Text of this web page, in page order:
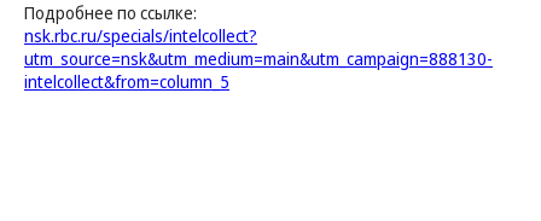
Подробнее по ссылке:
nsk.rbc.ru/specials/intelcollect?
utm_source=nsk&utm_medium=main&utm_campaign=888130-
intelcollect&from=column_5